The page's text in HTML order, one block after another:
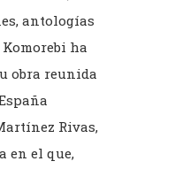
antologías
ha
obra reunida
Rivas,
en el que,